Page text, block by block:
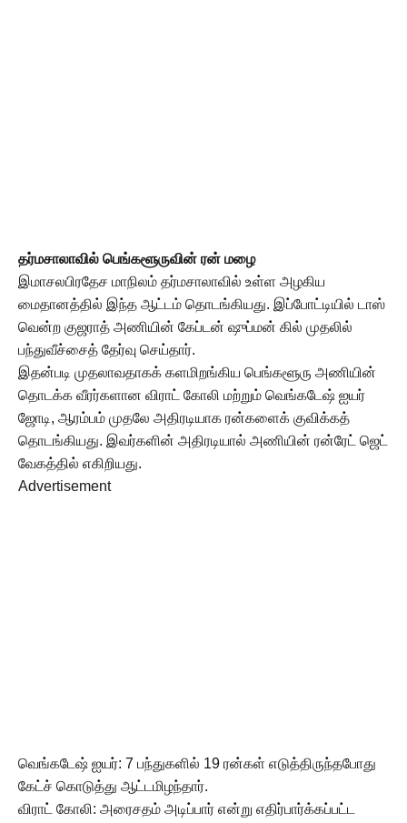
தர்மசாலாவில் பெங்களூருவின் ரன் மழை
இமாசலபிரதேச மாநிலம் தர்மசாலாவில் உள்ள அழகிய
மைதானத்தில் இந்த ஆட்டம் தொடங்கியது. இப்போட்டியில் டாஸ்
வென்ற குஜராத் அணியின் கேப்டன் ஷுப்மன் கில் முதலில்
பந்துவீச்சைத் தேர்வு செய்தார்.
இதன்படி முதலாவதாகக் களமிறங்கிய பெங்களூரு அணியின்
தொடக்க வீரர்களான விராட் கோலி மற்றும் வெங்கடேஷ் ஐயர்
ஜோடி, ஆரம்பம் முதலே அதிரடியாக ரன்களைக் குவிக்கத்
தொடங்கியது. இவர்களின் அதிரடியால் அணியின் ரன்ரேட் ஜெட்
வேகத்தில் எகிறியது.
Advertisement
வெங்கடேஷ் ஐயர்: 7 பந்துகளில் 19 ரன்கள் எடுத்திருந்தபோது
கேட்ச் கொடுத்து ஆட்டமிழந்தார்.
விராட் கோலி: அரைசதம் அடிப்பார் என்று எதிர்பார்க்கப்பட்ட